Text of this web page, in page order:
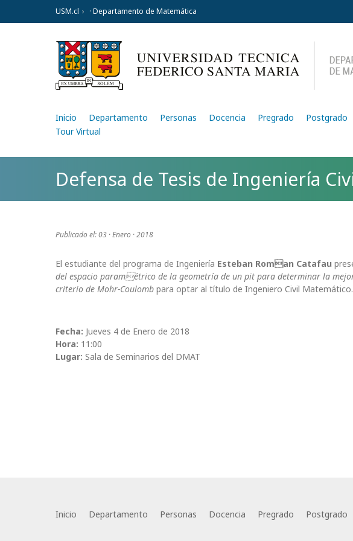
USM.cl · Departamento de Matemática
Inicio Departamento Personas Docencia Pregrado Postgrado
Tour Virtual
Defensa de Tesis de Ingeniería
Publicado el: 03 · Enero · 2018
El estudiante del programa de Ingeniería Esteban Roman Catafau
del espacio paramétrico de la geometría de un pit para determinar la
criterio de Mohr-Coulomb para optar al título de Ingeniero Civil Matemático.
Fecha: Jueves 4 de Enero de 2018
Hora: 11:00
Lugar: Sala de Seminarios del DMAT
Inicio Departamento Personas Docencia Pregrado Postgrado